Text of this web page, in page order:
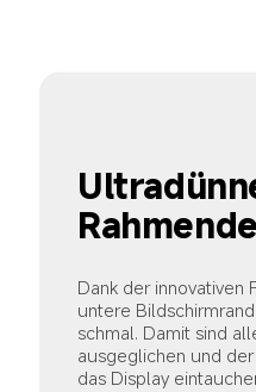
Dank der innovativen
untere
schmal. Damit sind
ausgeglichen und
das Display